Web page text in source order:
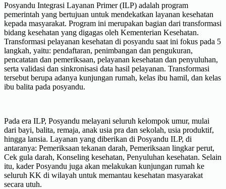
Posyandu Integrasi Layanan Primer (ILP) adalah program
pemerintah yang bertujuan untuk mendekatkan layanan kesehatan
kepada masyarakat. Program ini merupakan bagian dari transformasi
bidang kesehatan yang digagas oleh Kementerian Kesehatan.
Transformasi pelayanan kesehatan di posyandu saat ini fokus pada 5
langkah, yaitu: pendaftaran, penimbangan dan pengukuran,
pencatatan dan pemeriksaan, pelayanan kesehatan dan penyuluhan,
serta validasi dan sinkronisasi data hasil pelayanan. Transformasi
tersebut berupa adanya kunjungan rumah, kelas ibu hamil, dan kelas
ibu balita pada posyandu.
Pada era ILP, Posyandu melayani seluruh kelompok umur, mulai
dari bayi, balita, remaja, anak usia pra dan sekolah, usia produktif,
hingga lansia. Layanan yang diberikan di Posyandu ILP, di
antaranya: Pemeriksaan tekanan darah, Pemeriksaan lingkar perut,
Cek gula darah, Konseling kesehatan, Penyuluhan kesehatan. Selain
itu, kader Posyandu juga akan melakukan kunjungan rumah ke
seluruh KK di wilayah untuk memantau kesehatan masyarakat
secara utuh.